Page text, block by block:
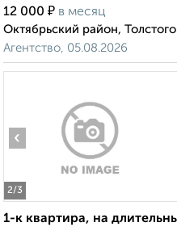
12 000 ₽ в месяц
Октябрьский район,
Агентство, 05.08.2026
2/3
‹
1-к квартира, на